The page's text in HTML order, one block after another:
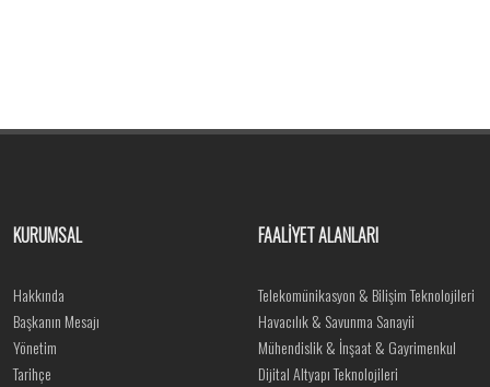
KURUMSAL
Hakkında
Başkanın Mesajı
Yönetim
Tarihçe
FAALİYET ALANLARI
Telekomünikasyon & Bilişim Teknolojileri
Havacılık & Savunma Sanayii
Mühendislik & İnşaat & Gayrimenkul
Dijital Altyapı Teknolojileri